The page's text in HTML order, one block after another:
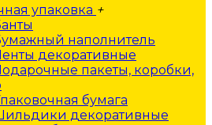
упаковка +
наполнитель
декоративные
пакеты, коробки,
бумага
декоративные